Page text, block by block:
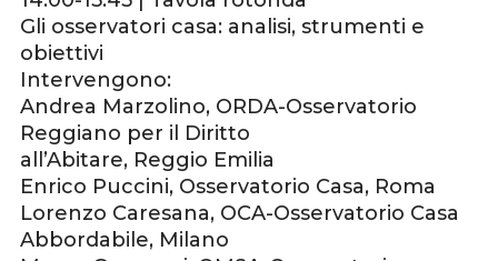
Gli osservatori casa: analisi, strumenti e
obiettivi
Intervengono:
Andrea Marzolino, ORDA-Osservatorio
Reggiano per il Diritto
all’Abitare, Reggio Emilia
Enrico Puccini, Osservatorio Casa, Roma
Lorenzo Caresana, OCA-Osservatorio Casa
Abbordabile, Milano